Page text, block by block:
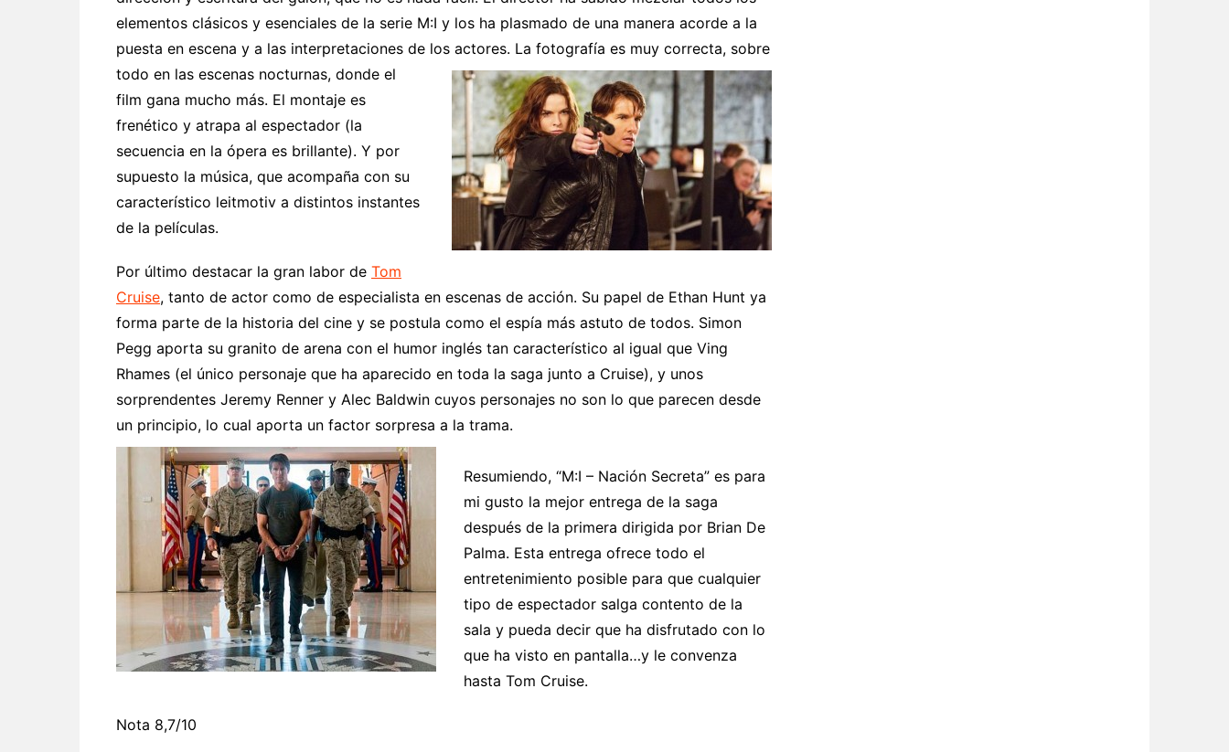
elementos clásicos y esenciales de la serie M:I y los ha plasmado de una manera acorde a la
puesta en escena y a las interpretaciones de los actores. La fotografía es muy correcta, sobre
todo en las escenas nocturnas, donde el
film gana mucho más. El montaje es
frenético y atrapa al espectador (la
secuencia en la ópera es brillante). Y por
supuesto la música, que acompaña con su
característico leitmotiv a distintos instantes
de la películas.
Por último destacar la gran labor de Tom
Cruise, tanto de actor como de especialista en escenas de acción. Su papel de Ethan Hunt ya
forma parte de la historia del cine y se postula como el espía más astuto de todos. Simon
Pegg aporta su granito de arena con el humor inglés tan característico al igual que Ving
Rhames (el único personaje que ha aparecido en toda la saga junto a Cruise), y unos
sorprendentes Jeremy Renner y Alec Baldwin cuyos personajes no son lo que parecen desde
un principio, lo cual aporta un factor sorpresa a la trama.
Resumiendo, “M:I – Nación Secreta” es para
mi gusto la mejor entrega de la saga
después de la primera dirigida por Brian De
Palma. Esta entrega ofrece todo el
entretenimiento posible para que cualquier
tipo de espectador salga contento de la
sala y pueda decir que ha disfrutado con lo
que ha visto en pantalla…y le convenza
hasta Tom Cruise.
Nota 8,7/10